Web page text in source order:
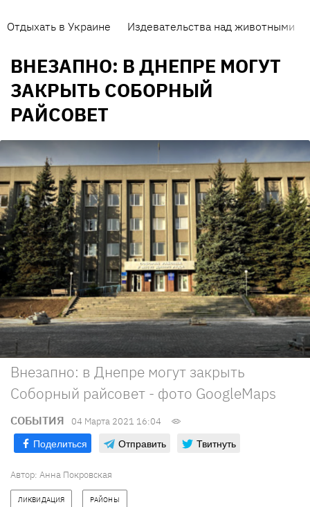
Отдыхать в Украине Издевательства над животными
ВНЕЗАПНО: В ДНЕПРЕ МОГУТ
ЗАКРЫТЬ СОБОРНЫЙ
РАЙСОВЕТ
Внезапно: в Днепре могут закрыть
Соборный райсовет - фото GoogleMaps
СОБЫТИЯ 04 Марта 2021 16:04
Поделиться Отправить Твитнуть
Автор: Анна Покровская
ЛИКВИДАЦИЯ РАЙОНЫ